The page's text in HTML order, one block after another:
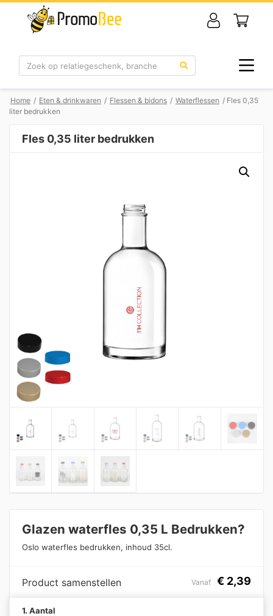
Zoek
Home / Eten & drinkwaren / Flessen & bidons / Waterflessen / Fles 0,35
liter bedrukken
Fles 0,35 liter bedrukken
Glazen waterfles 0,35 L Bedrukken?
Oslo waterfles bedrukken, inhoud 35cl.
Product samenstellen Vanaf € 2,39
1. Aantal